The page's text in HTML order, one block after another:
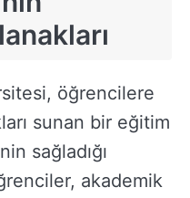
öğrencilere
sunan bir eğitim
sağladığı
akademik